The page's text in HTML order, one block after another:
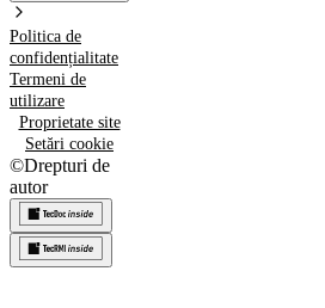
Politica de
confidențialitate
Termeni de
utilizare
Proprietate site
Setări cookie
©Drepturi de
autor